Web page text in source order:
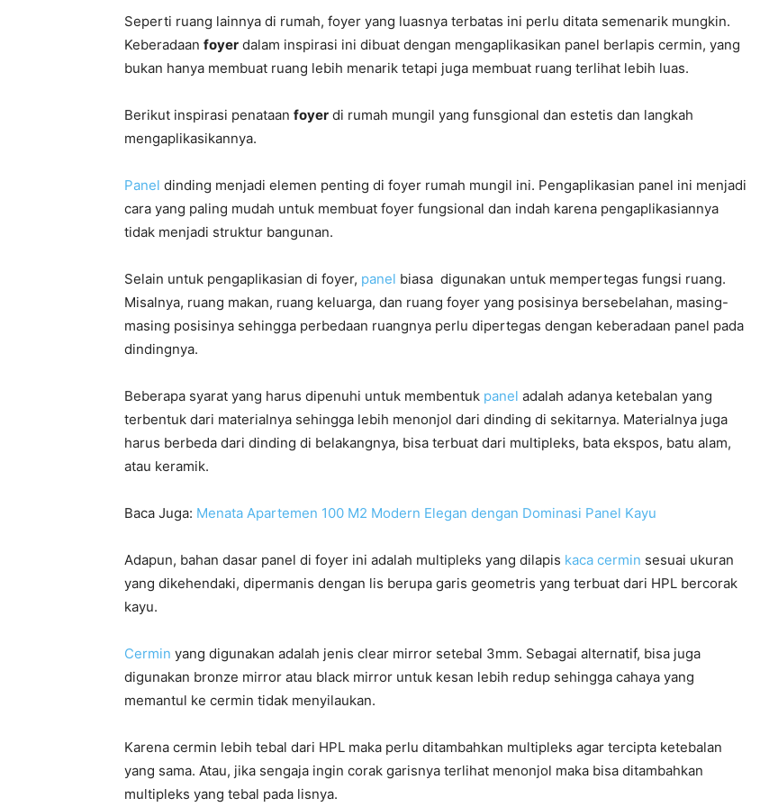
Seperti ruang lainnya di rumah, foyer yang luasnya terbatas ini perlu ditata semenarik mungkin.
Keberadaan foyer dalam inspirasi ini dibuat dengan mengaplikasikan panel berlapis cermin, yang
bukan hanya membuat ruang lebih menarik tetapi juga membuat ruang terlihat lebih luas.
Berikut inspirasi penataan foyer di rumah mungil yang funsgional dan estetis dan langkah
mengaplikasikannya.
Panel dinding menjadi elemen penting di foyer rumah mungil ini. Pengaplikasian panel ini menjadi
cara yang paling mudah untuk membuat foyer fungsional dan indah karena pengaplikasiannya
tidak menjadi struktur bangunan.
Selain untuk pengaplikasian di foyer, panel biasa digunakan untuk mempertegas fungsi ruang.
Misalnya, ruang makan, ruang keluarga, dan ruang foyer yang posisinya bersebelahan, masing-
masing posisinya sehingga perbedaan ruangnya perlu dipertegas dengan keberadaan panel pada
dindingnya.
Beberapa syarat yang harus dipenuhi untuk membentuk panel adalah adanya ketebalan yang
terbentuk dari materialnya sehingga lebih menonjol dari dinding di sekitarnya. Materialnya juga
harus berbeda dari dinding di belakangnya, bisa terbuat dari multipleks, bata ekspos, batu alam,
atau keramik.
Baca Juga: Menata Apartemen 100 M2 Modern Elegan dengan Dominasi Panel Kayu
Adapun, bahan dasar panel di foyer ini adalah multipleks yang dilapis kaca cermin sesuai ukuran
yang dikehendaki, dipermanis dengan lis berupa garis geometris yang terbuat dari HPL bercorak
kayu.
Cermin yang digunakan adalah jenis clear mirror setebal 3mm. Sebagai alternatif, bisa juga
digunakan bronze mirror atau black mirror untuk kesan lebih redup sehingga cahaya yang
memantul ke cermin tidak menyilaukan.
Karena cermin lebih tebal dari HPL maka perlu ditambahkan multipleks agar tercipta ketebalan
yang sama. Atau, jika sengaja ingin corak garisnya terlihat menonjol maka bisa ditambahkan
multipleks yang tebal pada lisnya.